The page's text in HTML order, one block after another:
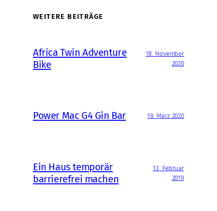
WEITERE BEITRÄGE
Africa Twin Adventure
Bike
18. November
2020
Power Mac G4 Gin Bar 18. März 2020
Ein Haus temporär
barrierefrei machen
13. Februar
2019